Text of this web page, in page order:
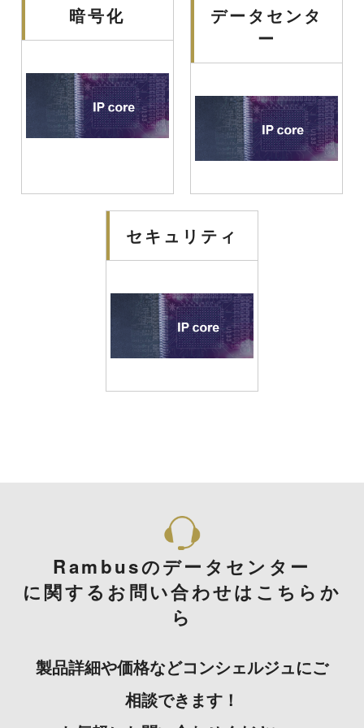
暗号化
データセンタ
ー
セキュリティ
Rambusのデータセンター
に関するお問い合わせはこちらか
ら
製品詳細や価格などコンシェルジュにご
相談できます！